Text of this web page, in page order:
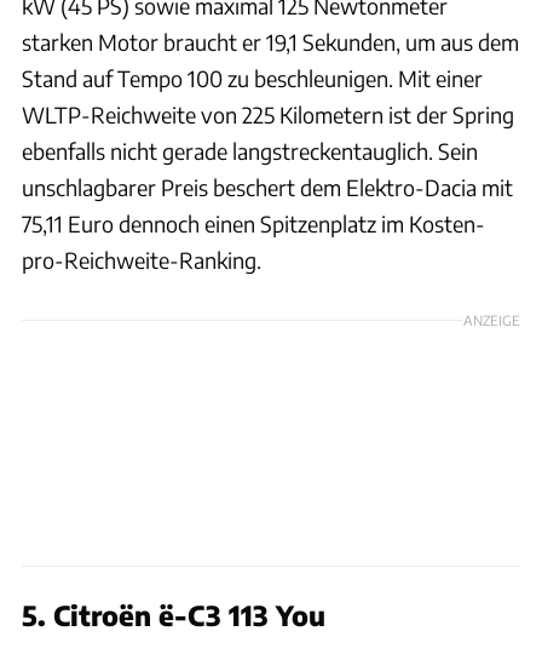
starken Motor braucht er 19,1 Sekunden, um aus dem
Stand auf Tempo 100 zu beschleunigen. Mit einer
WLTP-Reichweite von 225 Kilometern ist der Spring
ebenfalls nicht gerade langstreckentauglich. Sein
unschlagbarer Preis beschert dem Elektro-Dacia mit
75,11 Euro dennoch einen Spitzenplatz im Kosten-
pro-Reichweite-Ranking.
ANZEIGE
5. Citroën ë-C3 113 You